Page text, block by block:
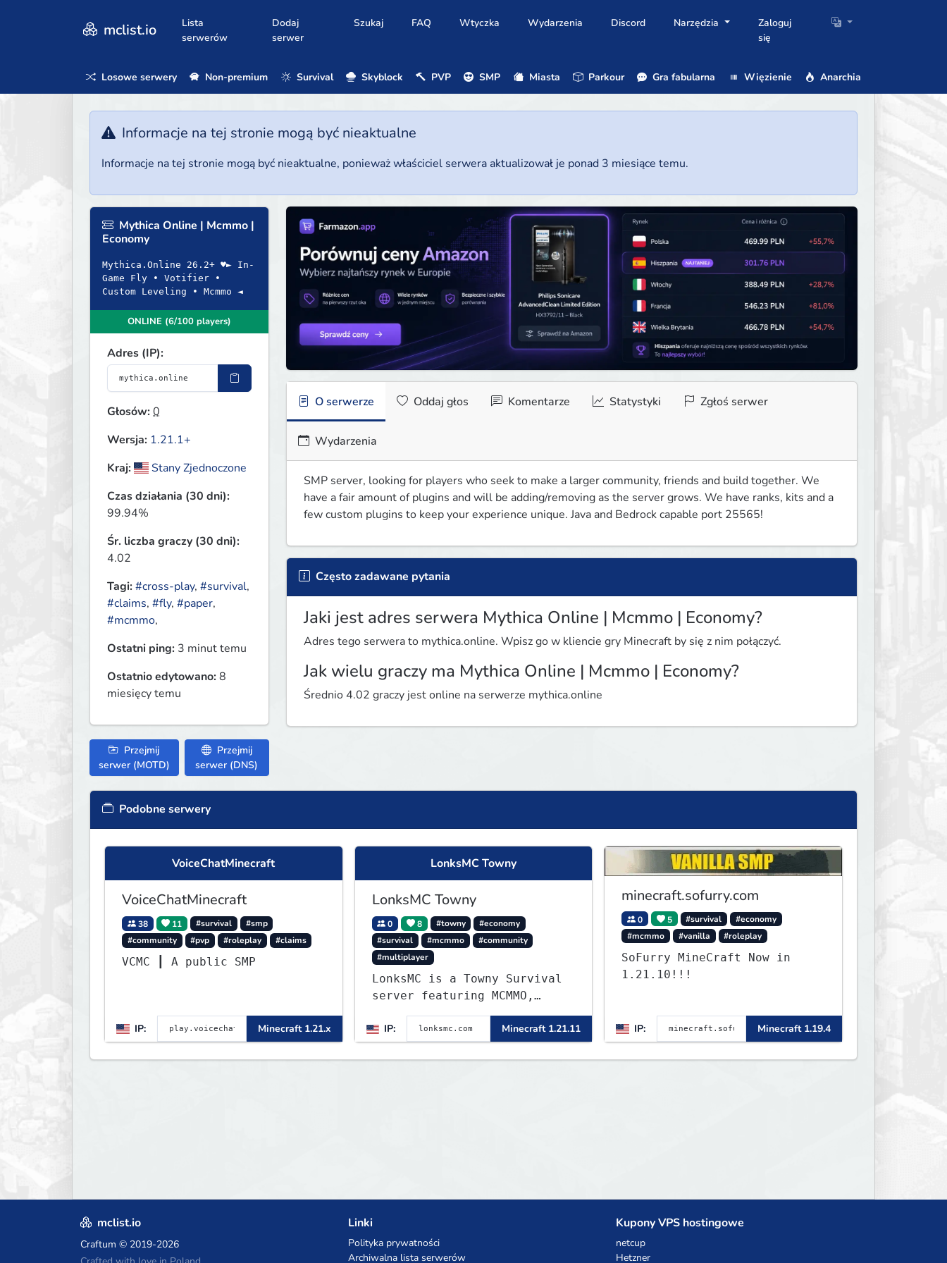
mclist.io
Lista
serwerów
Dodaj
serwer
Szukaj FAQ Wtyczka Wydarzenia Discord Narzędzia
Zaloguj
się
Losowe serwery Non-premium Survival Skyblock PVP SMP Miasta Parkour Gra fabularna Więzienie Anarchia
Informacje na tej stronie mogą być nieaktualne
Informacje na tej stronie mogą być nieaktualne, ponieważ właściciel serwera aktualizował je ponad 3 miesiące temu.
Mythica Online | Mcmmo |
Economy
Mythica.Online 26.2+ ♥► In-
Game Fly • Votifier •
Custom Leveling • Mcmmo ◄
ONLINE (6/100 players)
Adres (IP):
Głosów:0
Wersja: 1.21.1+
Kraj:
Stany Zjednoczone
Czas działania (30 dni):
99.94%
Śr. liczba graczy (30 dni):
4.02
Tagi:#cross-play, #survival,
#claims, #fly, #paper,
#mcmmo,
Ostatni ping: 3 minut temu
Ostatnio edytowano:8
miesięcy temu
Przejmij
serwer (MOTD)
Przejmij
serwer (DNS)
O serwerze Oddaj głos Komentarze Statystyki Zgłoś serwer
Wydarzenia
SMP server, looking for players who seek to make a larger community, friends and build together. We
have a fair amount of plugins and will be adding/removing as the server grows. We have ranks, kits and a
few custom plugins to keep your experience unique. Java and Bedrock capable port 25565!
Często zadawane pytania
Jaki jest adres serwera Mythica Online | Mcmmo | Economy?
Adres tego serwera to mythica.online. Wpisz go w kliencie gry Minecraft by się z nim połączyć.
Jak wielu graczy ma Mythica Online | Mcmmo | Economy?
Średnio 4.02 graczy jest online na serwerze mythica.online
Podobne serwery
VoiceChatMinecraft
VoiceChatMinecraft
38 11 #survival
#smp
#community
#pvp #roleplay #claims
VCMC ┃ A public SMP
IP: Minecraft 1.21.x
LonksMC Towny
LonksMC Towny
0 8 #towny
#economy
#survival
#mcmmo
#community
#multiplayer
LonksMC is a Towny Survival
server featuring MCMMO,
Jobs, free rank progression,
and weekly events. We focus
on a friendly community,
balanced economy, and long-
IP: Minecraft 1.21.11
minecraft.sofurry.com
0 5 #survival
#economy
#mcmmo
#vanilla #roleplay
SoFurry MineCraft Now in
1.21.10!!!
IP: Minecraft 1.19.4
mclist.io
Craftum © 2019-2026
Linki
Polityka prywatności
Archiwalna lista serwerów
Kupony VPS hostingowe
netcup
Hetzner